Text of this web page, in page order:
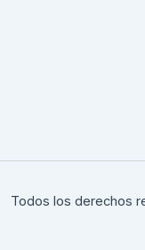
Todos los derechos